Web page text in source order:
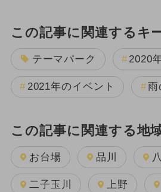
この記事に関連するキ
テーマパーク 2020
2021年のイベント 雨
この記事に関連する地
お台場 品川
二子玉川 上野